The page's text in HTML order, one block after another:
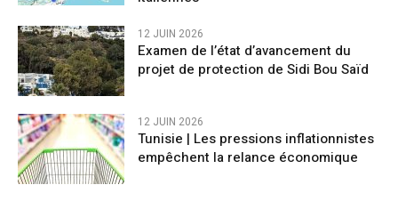
12 JUIN 2026
Examen de l’état d’avancement du
projet de protection de Sidi Bou Saïd
12 JUIN 2026
Tunisie | Les pressions inflationnistes
empêchent la relance économique